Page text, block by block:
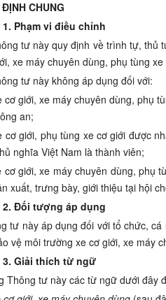
CHUNG
Phạm vi điều chỉnh
tư này quy định về trình tự, thủ
xe máy chuyên dùng, phụ tùng
tư này không áp dụng đối với:
cơ giới, xe máy chuyên dùng, phụ
an;
cơ giới, phụ tùng xe cơ giới được
nghĩa Việt Nam là thành viên;
cơ giới, xe máy chuyên dùng, phụ
xuất, trưng bày, giới thiệu tại hội
Đối tượng áp dụng
tư này áp dụng đối với tổ chức,
vệ môi trường xe cơ giới, xe máy
Giải thích từ ngữ
Thông tư này các từ ngữ dưới đây